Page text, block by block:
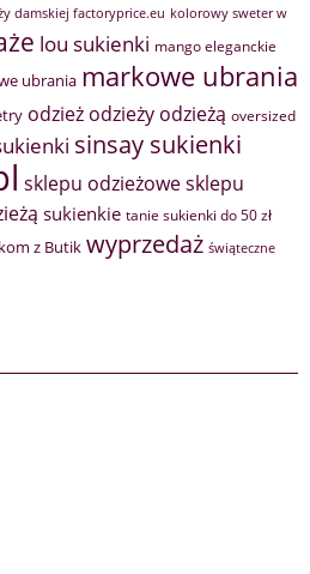
damskiej factoryprice.eu kolorowy sweter w
lou sukienki mango eleganckie
ubrania markowe ubrania
odzież odzieży odzieżą oversized
sinsay sukienki
sklepu odzieżowesklepu
sukienkie tanie sukienki do 50 zł
z Butik wyprzedaż świąteczne